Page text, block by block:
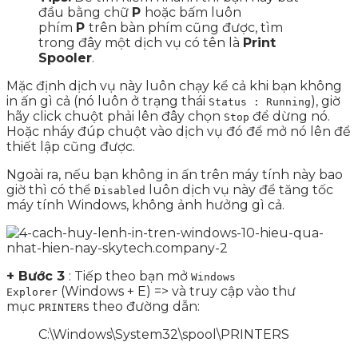
đầu bằng chữ P hoặc bấm luôn
phím P trên bàn phím cũng được, tìm
trong đây một dịch vụ có tên là Print
Spooler.
Mặc định dịch vụ này luôn chạy kể cả khi bạn không
in ấn gì cả (nó luôn ở trạng thái Status : Running), giờ
hãy click chuột phải lên đây chọn Stop để dừng nó.
Hoặc nháy đúp chuột vào dịch vụ đó để mở nó lên để
thiết lập cũng được.
Ngoài ra, nếu bạn không in ấn trên máy tính này bao
giờ thì có thể Disabled
luôn dịch vụ này để tăng tốc
máy tính Windows, không ảnh hưởng gì cả.
+ Bước 3 : Tiếp theo bạn mở Windows
Explorer (Windows + E) => và truy cập vào thư
mục PRINTERS theo đường dẫn:
C:\Windows\System32\spool\PRINTERS